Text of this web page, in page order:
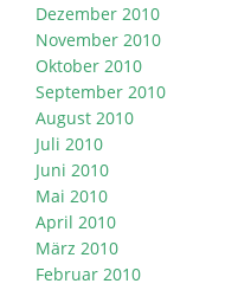
Dezember 2010
November 2010
Oktober 2010
September 2010
August 2010
Juli 2010
Juni 2010
Mai 2010
April 2010
März 2010
Februar 2010